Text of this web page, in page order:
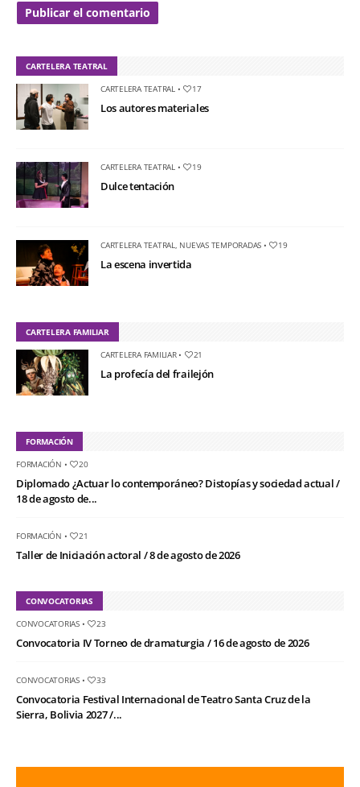
CARTELERA TEATRAL
CARTELERA TEATRAL• 17
Los autores materiales
CARTELERA TEATRAL• 19
Dulce tentación
CARTELERA TEATRAL, NUEVAS TEMPORADAS • 19
La escena invertida
CARTELERA FAMILIAR
CARTELERA FAMILIAR• 21
La profecía del frailejón
FORMACIÓN
FORMACIÓN • 20
Diplomado ¿Actuar lo contemporáneo? Distopías y sociedad actual /
18 de agosto de...
FORMACIÓN • 21
Taller de Iniciación actoral / 8 de agosto de 2026
CONVOCATORIAS
CONVOCATORIAS• 23
Convocatoria IV Torneo de dramaturgia / 16 de agosto de 2026
CONVOCATORIAS• 33
Convocatoria Festival Internacional de Teatro Santa Cruz de la
Sierra, Bolivia 2027 /...